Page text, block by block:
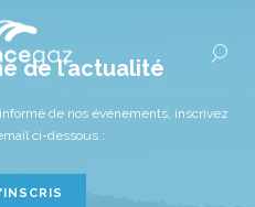
de l’actualité
de nos événements, inscrivez
ci-dessous :